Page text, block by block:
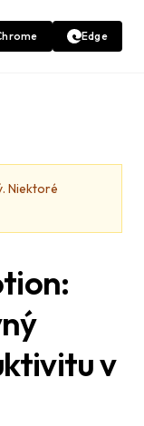
Edge
Niektoré
v